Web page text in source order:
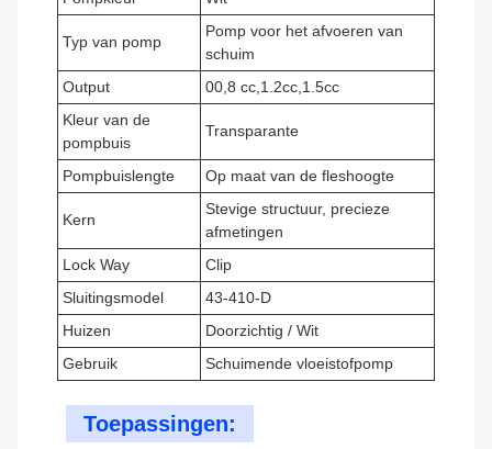
Typ van pomp
Pomp voor het afvoeren van
schuim
Output
00,8 cc,1.2cc,1.5cc
Kleur van de
pompbuis
Transparante
Pompbuislengte Op maat van de fleshoogte
Kern
Stevige structuur, precieze
afmetingen
Lock Way
Clip
Sluitingsmodel
43-410-D
Huizen
Doorzichtig / Wit
Gebruik
Schuimende vloeistofpomp
Toepassingen: